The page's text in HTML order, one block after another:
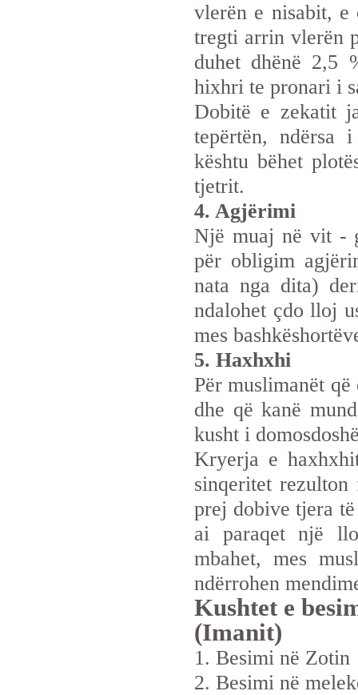
vlerën e nisabit, e
tregti arrin vlerën
duhet dhënë 2,5
hixhri te pronari i
Dobitë e zekatit
tepërtën,
kështu bëhet
tjetrit.
4. Agjërimi
Një muaj në vit -
për obligim
nata nga dita)
ndalohet çdo lloj
mes
5. Haxhxhi
Për muslimanët
dhe që kanë
kusht i
Kryerja e
sinqeritet
prej dobive tjera
ai paraqet një
mbahet, mes
ndërrohen
Kushtet e
(Imanit)
1. Besimi në Zotin
2. Besimi në